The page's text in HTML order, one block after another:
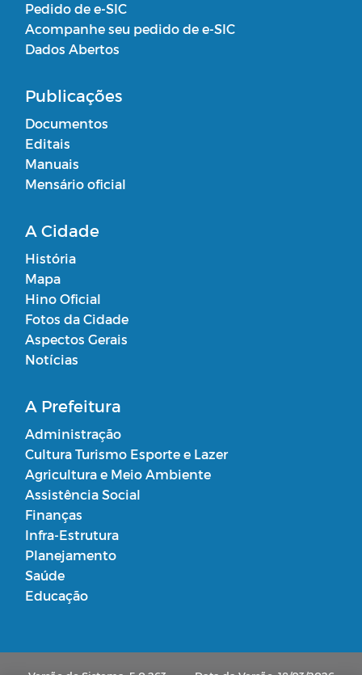
Pedido de e-SIC
Acompanhe seu pedido de e-SIC
Dados Abertos
Publicações
Documentos
Editais
Manuais
Mensário oficial
A Cidade
História
Mapa
Hino Oficial
Fotos da Cidade
Aspectos Gerais
Notícias
A Prefeitura
Administração
Cultura Turismo Esporte e Lazer
Agricultura e Meio Ambiente
Assistência Social
Finanças
Infra-Estrutura
Planejamento
Saúde
Educação